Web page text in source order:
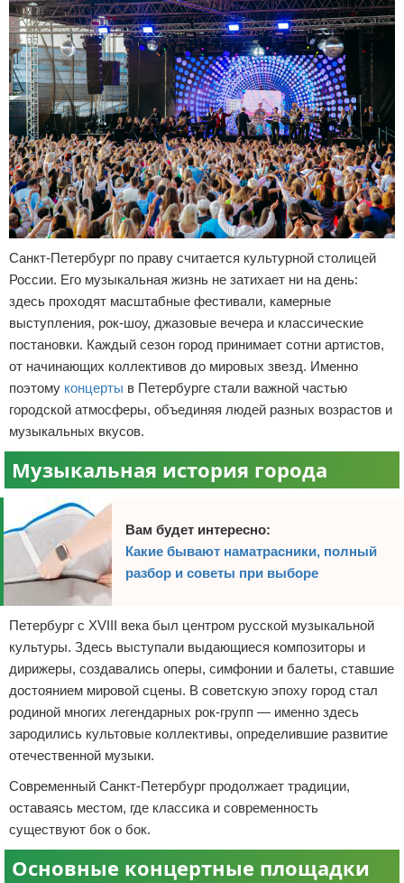
Разное
Право
Отказ от ответственности
Санкт-Петербург по праву считается культурной столицей
России. Его музыкальная жизнь не затихает ни на день:
здесь проходят масштабные фестивали, камерные
выступления, рок-шоу, джазовые вечера и классические
постановки. Каждый сезон город принимает сотни артистов,
от начинающих коллективов до мировых звезд. Именно
поэтому концерты в Петербурге стали важной частью
городской атмосферы, объединяя людей разных возрастов и
музыкальных вкусов.
Музыкальная история города
Вам будет интересно:
Какие бывают наматрасники, полный
разбор и советы при выборе
Петербург с XVIII века был центром русской музыкальной
культуры. Здесь выступали выдающиеся композиторы и
дирижеры, создавались оперы, симфонии и балеты, ставшие
достоянием мировой сцены. В советскую эпоху город стал
родиной многих легендарных рок-групп — именно здесь
зародились культовые коллективы, определившие развитие
отечественной музыки.
Современный Санкт-Петербург продолжает традиции,
оставаясь местом, где классика и современность
существуют бок о бок.
Основные концертные площадки